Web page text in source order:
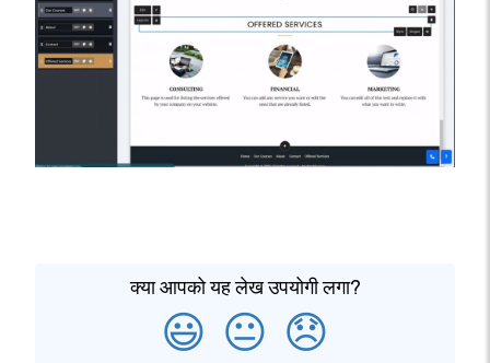
क्या आपको यह लेख उपयोगी लगा?
😃 😐 😞